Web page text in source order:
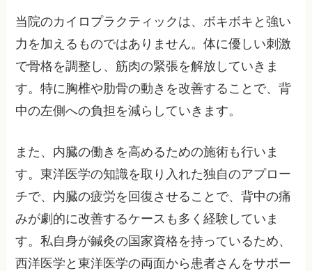
当院のカイロプラクティックは、ボキボキと強い
力を加えるものではありません。体に優しい刺激
で骨格を調整し、筋肉の緊張を解放していきま
す。特に胸椎や肋骨の動きを改善することで、背
中の左側への負担を減らしていきます。
また、内臓の働きを高めるための施術も行いま
す。東洋医学の知識を取り入れた独自のアプロー
チで、内臓の疲労を回復させることで、背中の痛
みが劇的に改善するケースも多く経験していま
す。私自身が鍼灸の国家資格を持っているため、
西洋医学と東洋医学の両面から患者さんをサポー